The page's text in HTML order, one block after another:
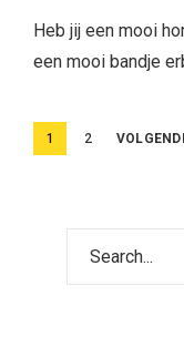
Heb jij een mooi
een mooi bandje
Berichten
1 2